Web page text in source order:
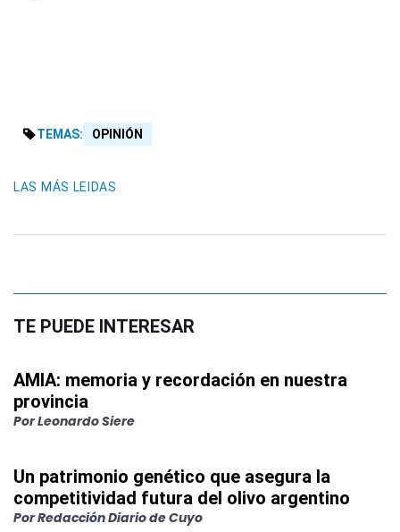
TEMAS: OPINIÓN
LAS MÁS LEIDAS
TE PUEDE INTERESAR
AMIA: memoria y recordación en nuestra
provincia
PorLeonardo Siere
Un patrimonio genético que asegura la
competitividad futura del olivo argentino
PorRedacción Diario de Cuyo